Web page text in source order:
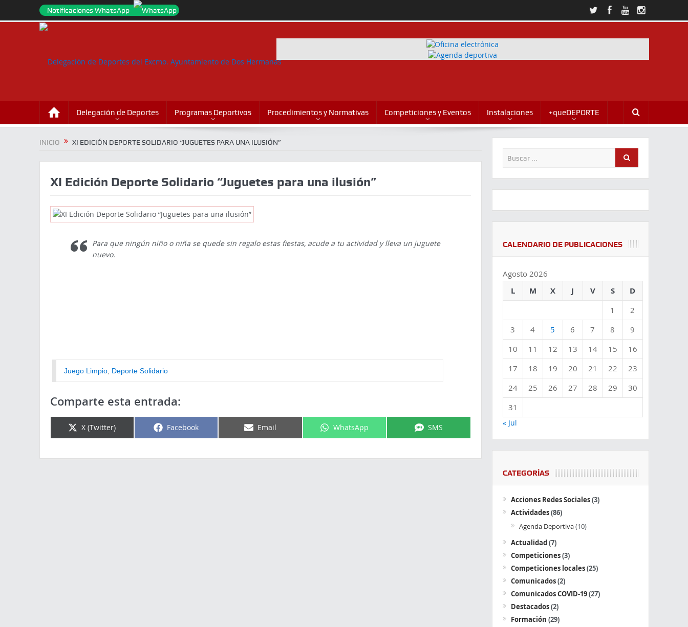
Notificaciones WhatsApp
Delegación de Deportes Programas Deportivos Procedimientos y Normativas Competiciones y Eventos Instalaciones +queDEPORTE
INICIO XI EDICIÓN DEPORTE SOLIDARIO “JUGUETES PARA UNA ILUSIÓN”
XI Edición Deporte Solidario “Juguetes para una ilusión”
Para que ningún niño o niña se quede sin regalo estas fiestas, acude a tu actividad y lleva un juguete
nuevo.
Juego Limpio, Deporte Solidario
Comparte esta entrada:
X (Twitter) Facebook Email WhatsApp SMS
CALENDARIO DE PUBLICACIONES
Agosto 2026
L M X J V S D
1
2
3
4 5 6 7 8
9
10
11 12 13 14 15
16
17
18 19 20 21 22
23
24
25 26 27 28 29
30
31
« Jul
CATEGORÍAS
Acciones Redes Sociales(3)
Actividades(86)
Agenda Deportiva(10)
Actualidad(7)
Competiciones(3)
Competiciones locales(25)
Comunicados(2)
Comunicados COVID-19(27)
Destacados(2)
Formación (29)